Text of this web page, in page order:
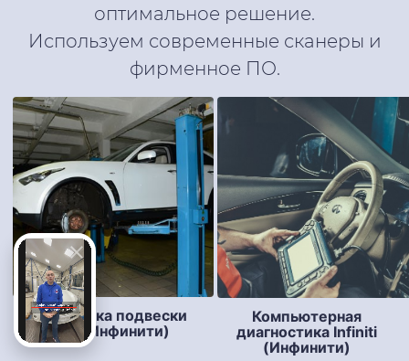
оптимальное решение.
Используем современные сканеры и
фирменное ПО.
Диагностика подвески
Infiniti (Инфинити)
Компьютерная
диагностика Infiniti
(Инфинити)